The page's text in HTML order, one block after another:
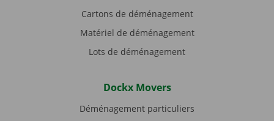
Cartons de déménagement
Matériel de déménagement
Lots de déménagement
Dockx Movers
Déménagement particuliers